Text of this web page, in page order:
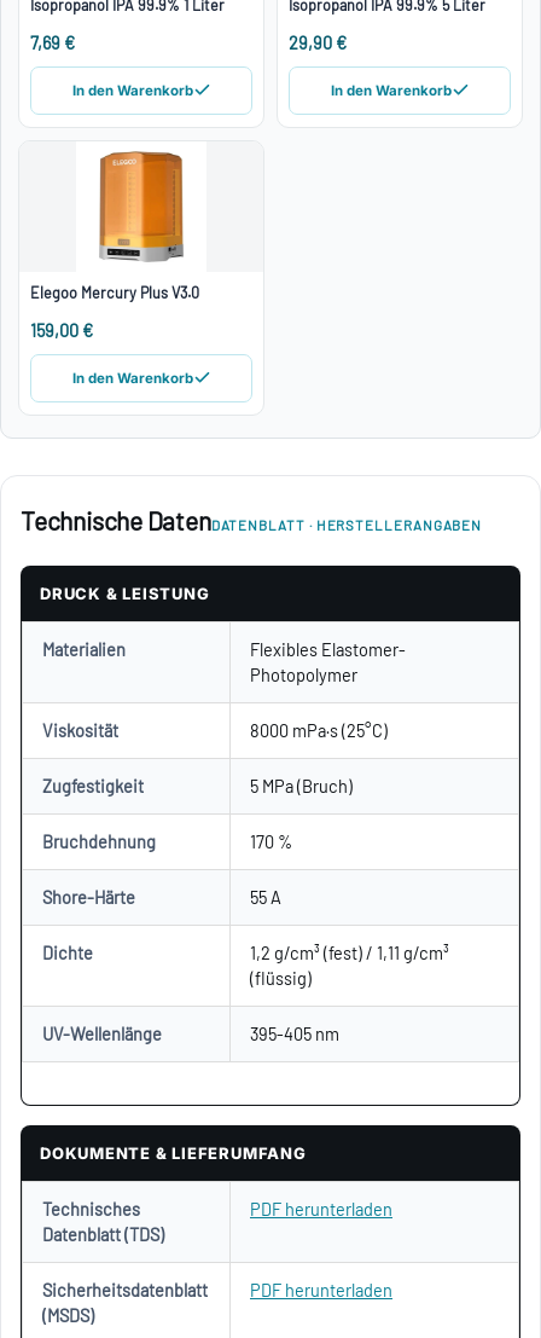
Isopropanol IPA 99.9% 1 Liter
7,69 €
In den Warenkorb
Isopropanol IPA 99.9% 5 Liter
29,90 €
In den Warenkorb
Elegoo Mercury Plus V3.0
159,00 €
In den Warenkorb
Technische DatenDATENBLATT · HERSTELLERANGABEN
DRUCK & LEISTUNG
Materialien
Flexibles Elastomer-
Photopolymer
Viskosität 8000 mPa·s (25°C)
Zugfestigkeit 5 MPa (Bruch)
Bruchdehnung 170 %
Shore-Härte 55 A
Dichte
1,2 g/cm³ (fest) / 1,11 g/cm³
(flüssig)
UV-Wellenlänge 395-405 nm
DOKUMENTE & LIEFERUMFANG
Technisches
Datenblatt (TDS)
PDF herunterladen
Sicherheitsdatenblatt
(MSDS)
PDF herunterladen